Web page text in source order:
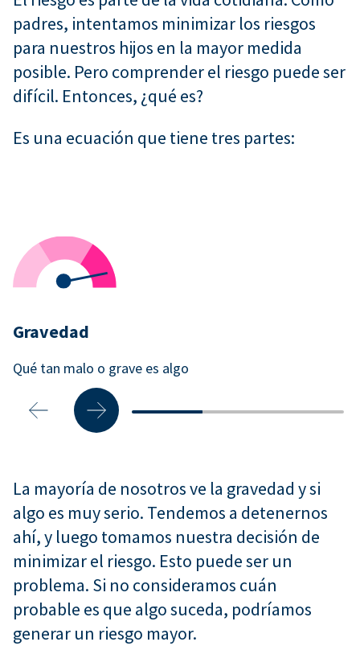
padres, intentamos minimizar los riesgos
para nuestros hijos en la mayor medida
posible. Pero comprender el riesgo puede ser
difícil. Entonces, ¿qué es?
Es una ecuación que tiene tres partes:
Gravedad
Qué tan malo o grave es algo
La mayoría de nosotros ve la gravedad y si
algo es muy serio. Tendemos a detenernos
ahí, y luego tomamos nuestra decisión de
minimizar el riesgo. Esto puede ser un
problema. Si no consideramos cuán
probable es que algo suceda, podríamos
generar un riesgo mayor.